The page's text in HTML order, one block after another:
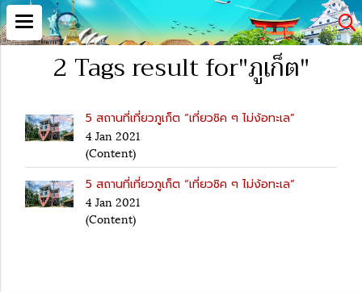
2 Tags result for"ภูเก็ต"
5 สถานที่เที่ยวภูเก็ต “เที่ยวชิค ๆ ไม่ง้อทะเล”
4 Jan 2021
(Content)
5 สถานที่เที่ยวภูเก็ต “เที่ยวชิค ๆ ไม่ง้อทะเล”
4 Jan 2021
(Content)